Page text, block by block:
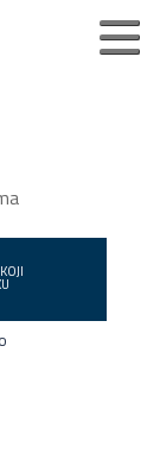
studije
korisnike